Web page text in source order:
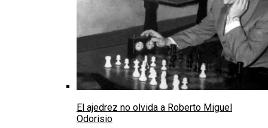
El ajedrez no olvida a Roberto Miguel
Odorisio